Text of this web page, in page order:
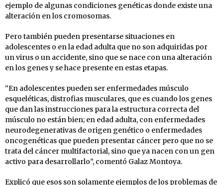
ejemplo de algunas condiciones genéticas donde existe una
alteración en los cromosomas.
Pero también pueden presentarse situaciones en
adolescentes o en la edad adulta que no son adquiridas por
un virus o un accidente, sino que se nace con una alteración
en los genes y se hace presente en estas etapas.
“En adolescentes pueden ser enfermedades músculo
esqueléticas, distrofias musculares, que es cuando los genes
que dan las instrucciones para la estructura correcta del
músculo no están bien; en edad adulta, con enfermedades
neurodegenerativas de origen genético o enfermedades
oncogenéticas que pueden presentar cáncer pero que no se
trata del cáncer multifactorial, sino que ya nacen con un gen
activo para desarrollarlo”, comentó Galaz Montoya.
Explicó que esos son solamente ejemplos de los problemas de